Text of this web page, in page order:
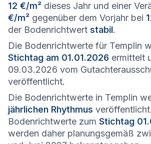
12 €/m² dieses Jahr und einer
€/m² gegenüber dem Vorjahr bei
der Bodenrichtwert stabil.
Die Bodenrichtwerte für Templin
Stichtag am 01.01.2026 ermittelt
09.03.2026 vom
veröffentlicht.
Die Bodenrichtwerte in Templin
jährlichen Rhythmus
Bodenrichtwerte zum Stichtag
werden daher planungsgemäß